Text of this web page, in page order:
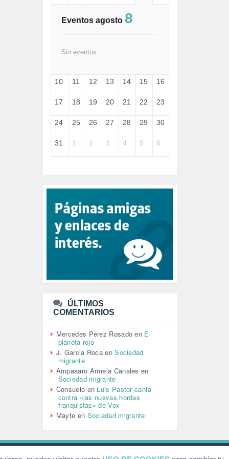
FELICIDAD (1)
FRANCISCO (5)
HUGO ZÁRATE (30)
I A (2)
INDEPENDENCIA (15)
INTELIGENCIA ARTIFICIAL (1)
JANE GOODDALL (1)
JAZZ (1)
JÓVENES (28)
JUSTICIA (13)
LEÓN XIV (5)
LGTBI (1)
MEMORIA HISTÓRICA (232)
MONARQUÍA (26)
NATURALEZA (1)
PALESTINA (8)
PARTICIPACIÓN CIUDADANA (392)
PAZ (2)
PENSIONES (12)
PEPE MUJICA (2)
PESCADORES (1)
POBREZA (2)
POLÍTICA INTERNACIONAL (367)
POLÍTICA VALENCIA (357)
Eventos agosto 8
Sin eventos
10 11 12 13 14 15 16
17 18 19 20 21 22 23
24 25 26 27 28 29 30
31 1 2 3 4 5 6
ÚLTIMOS
COMENTARIOS
Mercedes Pérez Rosado en El
planeta rojo
J. Garcia Roca enSociedad
migrante
Ampaaaro Armela Canales en
Sociedad migrante
Consuelo en Luis Pastor canta
contra «las nuevas hordas
franquistas» de Vox
Mayte en Sociedad migrante